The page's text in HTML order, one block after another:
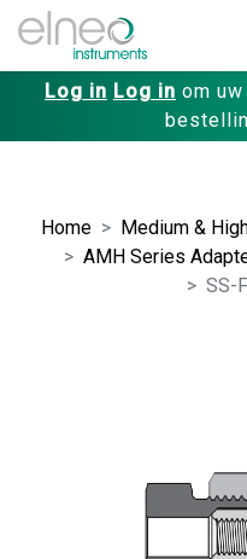
Log in Log in om
Home
Medium &
AMH Series
SS-